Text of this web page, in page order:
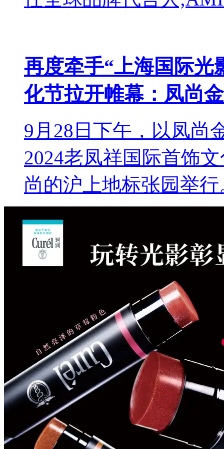
再度牵手“上海国际光
化节拉开帷幕：凤尚
9月28日下午，以凤尚
2024老凤祥国际首饰
尚的沪上地标张园举